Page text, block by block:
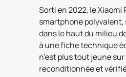
Sorti en 2022, le Xiaomi
smartphone polyvalent,
dans le haut du milieu
à une fiche technique
n’est plus tout jeune
reconditionnée et